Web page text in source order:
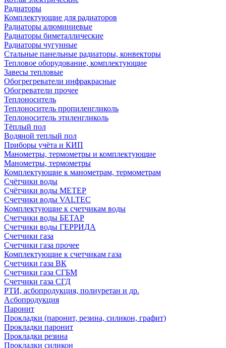
Радиаторы
Комплектующие для радиаторов
Радиаторы алюминиевые
Радиаторы биметаллические
Радиаторы чугунные
Стальные панельные радиаторы, конвекторы
Тепловое оборудование, комплектующие
Завесы тепловые
Обогрегреватели инфракрасные
Обогреватели прочее
Теплоноситель
Теплоноситель пропиленгликоль
Теплоноситель этиленгликоль
Тёплый пол
Водяной теплый пол
Приборы учёта и КИП
Манометры, термометры и комплектующие
Манометры, термометры
Комплектующие к манометрам, термометрам
Счётчики воды
Счётчики воды МЕТЕР
Счетчики воды VALTEC
Комплектующие к счетчикам воды
Счетчики воды БЕТАР
Счетчики воды ГЕРРИДА
Счетчики газа
Счетчики газа прочее
Комплектующие к счетчикам газа
Счетчики газа ВК
Счетчики газа СГБМ
Счетчики газа СГД
РТИ, асбопродукция, полиуретан и др.
Асбопродукция
Паронит
Прокладки (паронит, резина, силикон, графит)
Прокладки паронит
Прокладки резина
Прокладки силикон